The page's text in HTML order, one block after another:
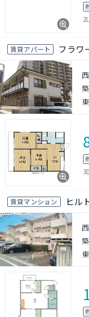
賃貸アパート フラワ
賃貸マンション ヒル